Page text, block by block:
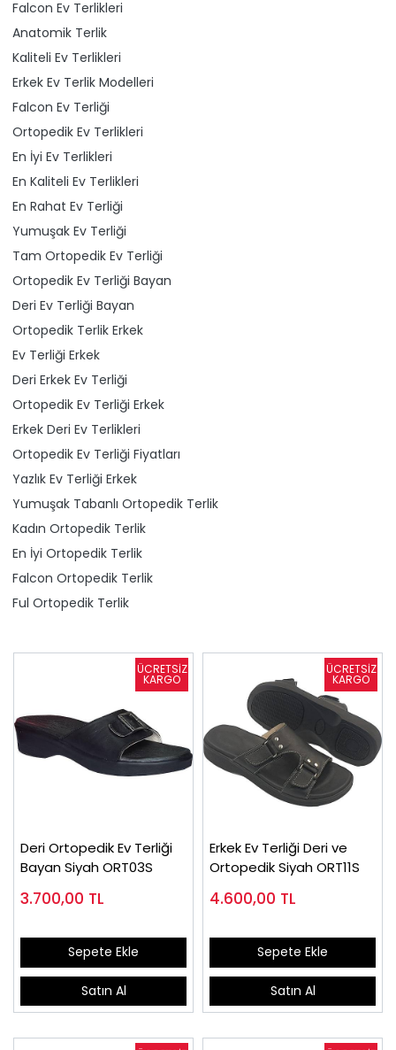
Falcon Ev Terlikleri
Anatomik Terlik
Kaliteli Ev Terlikleri
Erkek Ev Terlik Modelleri
Falcon Ev Terliği
Ortopedik Ev Terlikleri
En İyi Ev Terlikleri
En Kaliteli Ev Terlikleri
En Rahat Ev Terliği
Yumuşak Ev Terliği
Tam Ortopedik Ev Terliği
Ortopedik Ev Terliği Bayan
Deri Ev Terliği Bayan
Ortopedik Terlik Erkek
Ev Terliği Erkek
Deri Erkek Ev Terliği
Ortopedik Ev Terliği Erkek
Erkek Deri Ev Terlikleri
Ortopedik Ev Terliği Fiyatları
Yazlık Ev Terliği Erkek
Yumuşak Tabanlı Ortopedik Terlik
Kadın Ortopedik Terlik
En İyi Ortopedik Terlik
Falcon Ortopedik Terlik
Ful Ortopedik Terlik
Deri Ortopedik Ev Terliği
Bayan Siyah ORT03S
3.700,00 TL
Sepete Ekle
Satın Al
Erkek Ev Terliği Deri ve
Ortopedik Siyah ORT11S
4.600,00 TL
Sepete Ekle
Satın Al